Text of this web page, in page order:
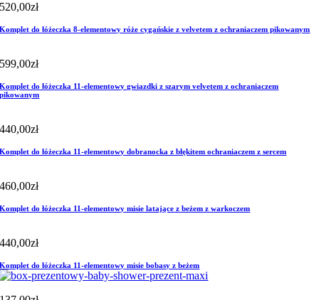
520,00zł
Komplet do łóżeczka 8-elementowy róże cygańskie z velvetem z ochraniaczem pikowanym
599,00zł
Komplet do łóżeczka 11-elementowy gwiazdki z szarym velvetem z ochraniaczem
pikowanym
440,00zł
Komplet do łóżeczka 11-elementowy dobranocka z błękitem ochraniaczem z sercem
460,00zł
Komplet do łóżeczka 11-elementowy misie latające z beżem z warkoczem
440,00zł
Komplet do łóżeczka 11-elementowy misie bobasy z beżem